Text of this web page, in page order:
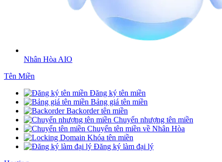
Nhân Hòa AIO
Tên Miền
Đăng ký tên miền
Bảng giá tên miền
Backorder tên miền
Chuyển nhượng tên miền
Chuyển tên miền về Nhân Hòa
Khóa tên miền
Đăng ký làm đại lý